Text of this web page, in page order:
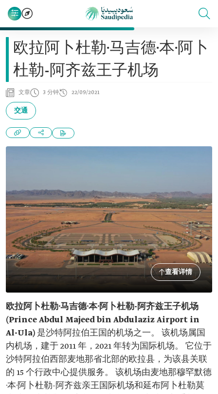
欧拉阿卜杜勒·马吉德·本·阿卜
杜勒-阿齐兹王子机场
文章 3 分钟 22/09/2021
交通
查看详情
欧拉阿卜杜勒·马吉德·本·阿卜杜勒-阿齐兹王子机场
(Prince Abdul Majeed bin Abdulaziz Airport in
Al-Ula) 是沙特阿拉伯王国的机场之一。 该机场属国
内机场，建于 2011 年，2021 年转为国际机场。 它位于
沙特阿拉伯西部麦地那省北部的欧拉县，为该县关联
的 15 个行政中心提供服务。 该机场由麦地那穆罕默德
·本·阿卜杜勒-阿齐兹亲王国际机场和延布阿卜杜勒莫